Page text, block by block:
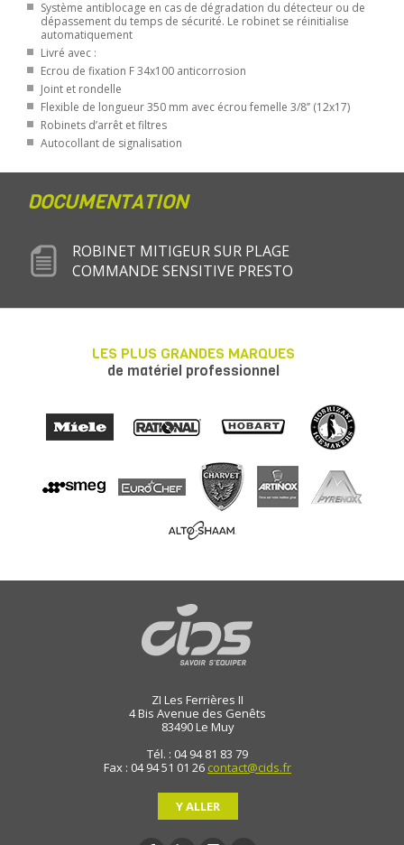
Système antiblocage en cas de dégradation du détecteur ou de
dépassement du temps de sécurité. Le robinet se réinitialise
automatiquement
Livré avec :
Ecrou de fixation F 34x100 anticorrosion
Joint et rondelle
Flexible de longueur 350 mm avec écrou femelle 3/8’’ (12x17)
Robinets d’arrêt et filtres
Autocollant de signalisation
DOCUMENTATION
ROBINET MITIGEUR SUR PLAGE
COMMANDE SENSITIVE PRESTO
LES PLUS GRANDES MARQUES
de matériel professionnel
ZI Les Ferrières II
4 Bis Avenue des Genêts
83490Le Muy
Tél. : 04 94 81 83 79
Fax : 04 94 51 01 26 contact@cids.fr
Y ALLER